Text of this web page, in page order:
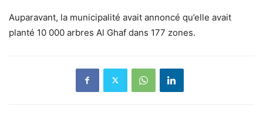
Auparavant, la municipalité avait annoncé qu’elle avait
planté 10 000 arbres Al Ghaf dans 177 zones.